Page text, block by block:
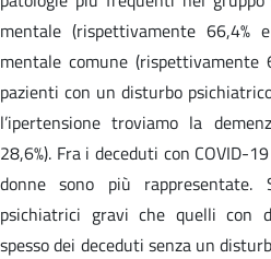
mentale (rispettivamente
mentale comune (rispettivamente
pazienti con un disturbo
l’ipertensione troviamo la
28,6%). Fra i deceduti con COVID-
donne sono più
psichiatrici gravi che quelli con
spesso dei deceduti senza un